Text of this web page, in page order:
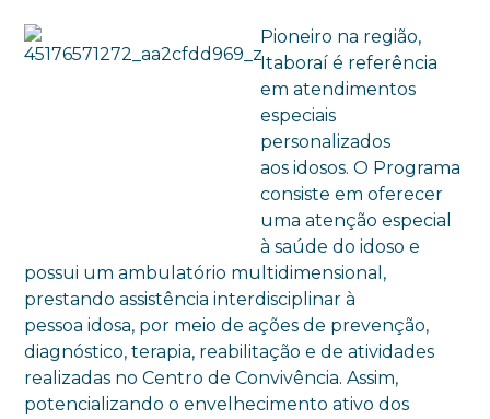
Pioneiro na região,
Itaboraí é referência
em atendimentos
especiais
personalizados
aos idosos. O Programa
consiste em oferecer
uma atenção especial
à saúde do idoso e
possui um ambulatório multidimensional,
prestando assistência interdisciplinar à
pessoa idosa, por meio de ações de prevenção,
diagnóstico, terapia, reabilitação e de atividades
realizadas no Centro de Convivência. Assim,
potencializando o envelhecimento ativo dos